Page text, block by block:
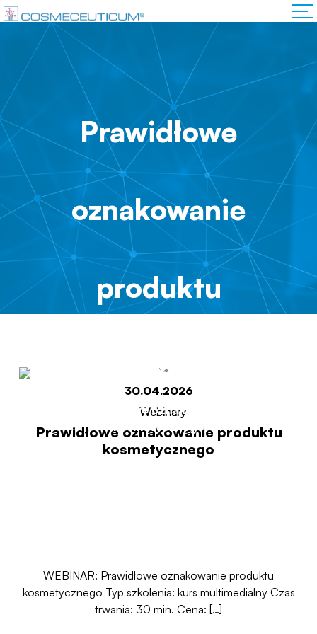
Prawidłowe
oznakowanie
produktu
kosmetycznego
Prawidłowe oznakowanie produktu
kosmetycznego
30.04.2026
-Webinary
Prawidłowe oznakowanie produktu
kosmetycznego
WEBINAR: Prawidłowe oznakowanie produktu
kosmetycznego Typ szkolenia: kurs multimedialny Czas
trwania: 30 min. Cena: […]